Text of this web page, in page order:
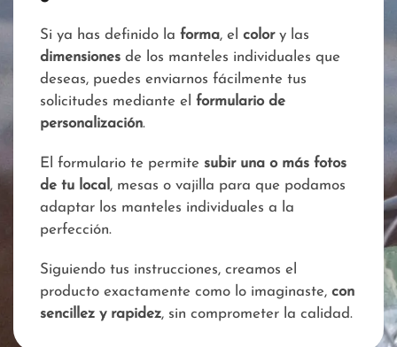
Si ya has definido la forma, el colory las
dimensiones de los manteles individuales que
deseas, puedes enviarnos fácilmente tus
solicitudes mediante el formulario de
personalización.
El formulario te permite subir una o más fotos
de tu local , mesas o vajilla para que podamos
adaptar los manteles individuales a la
perfección.
Siguiendo tus instrucciones, creamos el
producto exactamente como lo imaginaste, con
sencillez y rapidez, sin comprometer la calidad.